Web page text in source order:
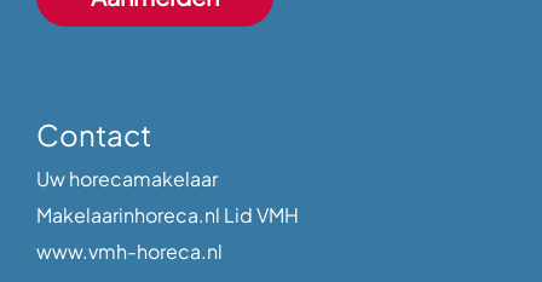
Contact
Uw horecamakelaar
Makelaarinhoreca.nl Lid VMH
www.vmh-horeca.nl